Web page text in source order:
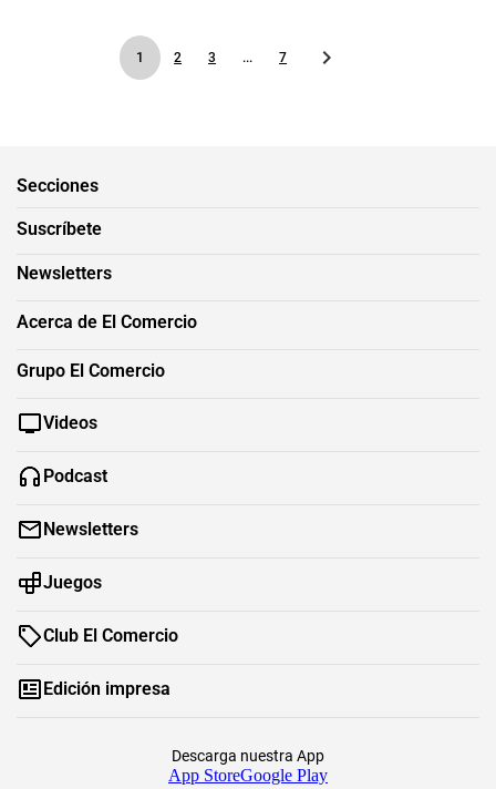
1 2 3 ... 7
Secciones
Suscríbete
Newsletters
Acerca de El Comercio
Grupo El Comercio
Videos
Podcast
Newsletters
Juegos
Club El Comercio
Edición impresa
Descarga nuestra App
App StoreGoogle Play